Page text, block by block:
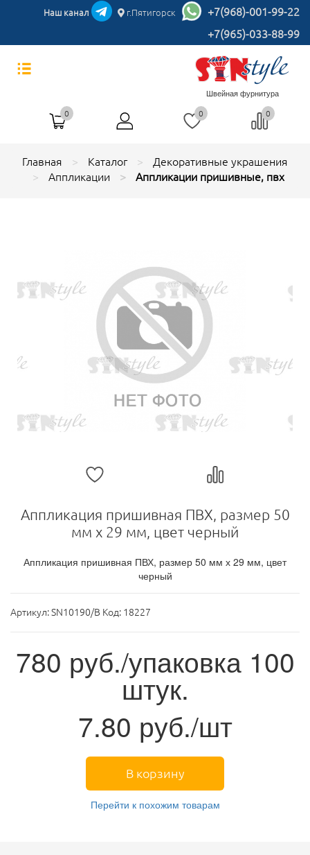
Наш канал г.Пятигорск
+7(968)-001-99-22
+7(965)-033-88-99
Швейная фурнитура
0 0 0
Главная Каталог
Декоративные украшения
Аппликации
Аппликации пришивные, пвх
Аппликация пришивная ПВХ, размер 50
мм х 29 мм, цвет черный
Аппликация пришивная ПВХ, размер 50 мм х 29 мм, цвет
черный
Артикул:SN10190/B Код: 18227
780 руб./упаковка 100
штук.
7.80 руб./шт
В корзину
Перейти к похожим товарам